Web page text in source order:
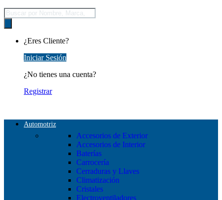
Búsqueda
de
productos
¿Eres Cliente?
Iniciar Sesión
¿No tienes una cuenta?
Registrar
Automotriz
Accesorios de Exterior
Accesorios de Interior
Baterías
Carrocería
Cerraduras y Llaves
Climatización
Cristales
Electroventiladores